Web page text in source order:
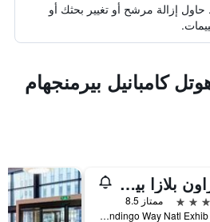
حاول إزالة مرشح أو تغيير بحثك أو
كامبانيل بيرمنجهام
كراون بلازا بيرمينغهامي نيكي باي آيتش جي
ممتاز 8.5
Pendingo Way Natl Exhib Ctr, برمينغهام, المملكة المتحدة